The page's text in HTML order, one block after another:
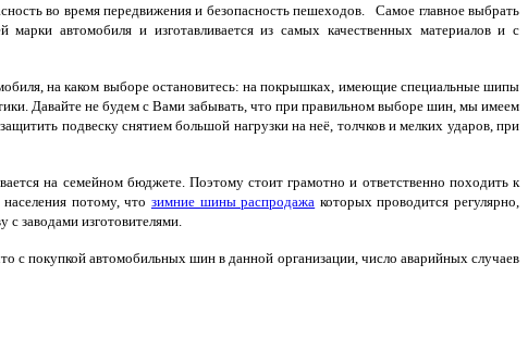
во время передвижения и безопасность пешеходов. Самое главное выбрать
автомобиля и изготавливается из самых качественных материалов и с
на каком выборе остановитесь: на покрышках, имеющие специальные шипы
Давайте не будем с Вами забывать, что при правильном выборе шин, мы имеем
подвеску снятием большой нагрузки на неё, толчков и мелких ударов, при
на семейном бюджете. Поэтому стоит грамотно и ответственно походить к
потому, что зимние шины распродажа которых проводится регулярно,
заводами изготовителями.
с покупкой автомобильных шин в данной организации, число аварийных случаев